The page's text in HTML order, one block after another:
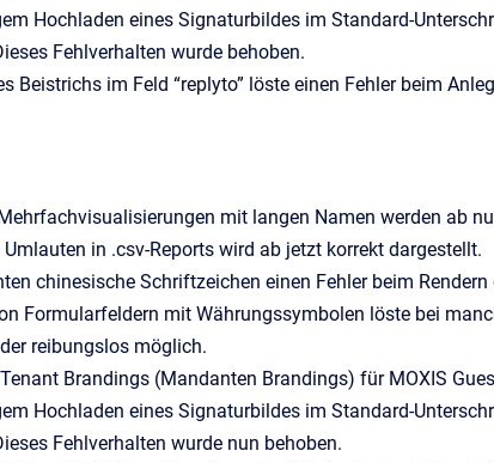
Hochladen eines Signaturbildes im Standard-
Fehlverhalten wurde behoben.
Beistrichs im Feld “replyto” löste einen Fehler beim
mit langen Namen werden ab
Umlauten in .csv-Reports wird ab jetzt korrekt dargestellt.
chinesische Schriftzeichen einen Fehler beim
Formularfeldern mit Währungssymbolen löste bei
reibungslos möglich.
Brandings (Mandanten Brandings) für MOXIS
Hochladen eines Signaturbildes im Standard-
Fehlverhalten wurde nun behoben.